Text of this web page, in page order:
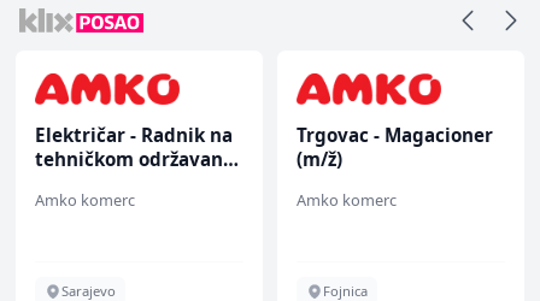
Električar - Radnik na
tehničkom održavanju
Amko komerc
Sarajevo
Trgovac - Magacioner
(m/ž)
Amko komerc
Fojnica